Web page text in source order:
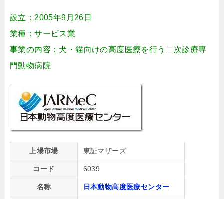
設立：2005年9月26日
業種：サービス業
事業の内容：犬・猫向けの高度医療を行う二次診療専
門動物病院
上場市場 東証マザーズ
コード 6039
名称 日本動物高度医療センター